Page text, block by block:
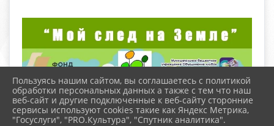
Пользуясь нашим сайтом, вы соглашаетесь с политикой
обработки персональных данных а также с тем что наш
веб-сайт и другие подключенные к веб-сайту сторонние
сервисы используют cookies такие как Яндекс Метрика,
"Госуслуги", "PRO.Культура", "Спутник аналитика".